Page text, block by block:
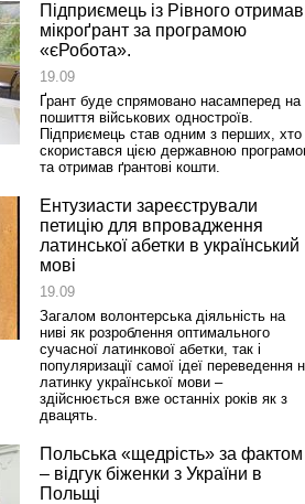
Підприємець із Рівного отримав
мікроґрант за програмою
«єРобота».
19.09
Ґрант буде спрямовано насамперед на
пошиття військових одностроїв.
Підприємець став одним з перших, хто
скористався цією державною
та отримав ґрантові кошти.
Ентузиасти зареєстрували
петицію для впровадження
латинської абетки в український
мові
19.09
Загалом волонтерська діяльність на
ниві як розроблення оптимального
сучасної латинкової абетки, так і
популяризації самої ідеї переведення
латинку української мови –
здійснюється вже останніх років як з
двацять.
Польська «щедрість» за фактом
– відгук біженки з України в
Польщі